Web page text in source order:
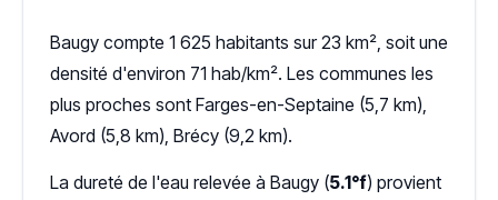
Baugy compte 1 625 habitants sur 23 km², soit une
densité d'environ 71 hab/km². Les communes les
plus proches sont Farges-en-Septaine (5,7 km),
Avord (5,8 km), Brécy (9,2 km).
La dureté de l'eau relevée à Baugy (5.1°f) provient